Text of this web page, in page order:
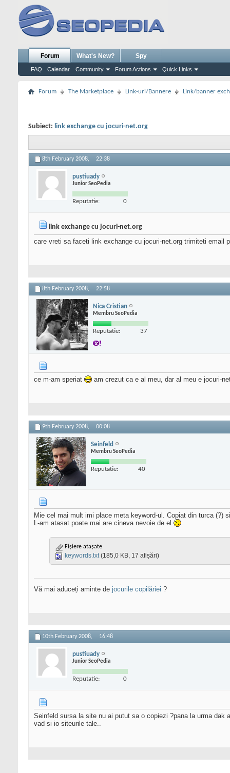
Forum
FAQ Calendar Community Forum Actions Quick Links
What's New? Spy
Forum The Marketplace Link-uri/Bannere Link/banner
Subiect: link exchange cu jocuri-net.org
8th February 2008, 22:38
pustiuady
Junior SeoPedia
Reputatie: 0
link exchange cu jocuri-net.org
care vreti sa faceti link exchange cu jocuri-net.org trimiteti email
8th February 2008, 22:58
Nica Cristian
Membru SeoPedia
Reputatie: 37
ce m-am speriat am crezut ca e al meu, dar al meu e jocuri-
9th February 2008, 00:08
Seinfeld
Membru SeoPedia
Reputatie: 40
Mie cel mai mult imi place meta keyword-ul. Copiat din turca
L-am atasat poate mai are cineva nevoie de el
Fișiere atașate
keywords.txt (185,0 KB, 17 afișări)
Vă mai aduceți aminte de jocurile copilăriei ?
10th February 2008, 16:48
pustiuady
Junior SeoPedia
Reputatie: 0
Seinfeld sursa la site nu ai putut sa o copiezi ?pana la urma
vad si io siteurile tale..